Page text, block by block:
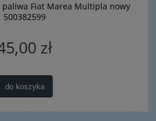
Fiat Marea Multipla nowy
500382599
zł
do koszyka